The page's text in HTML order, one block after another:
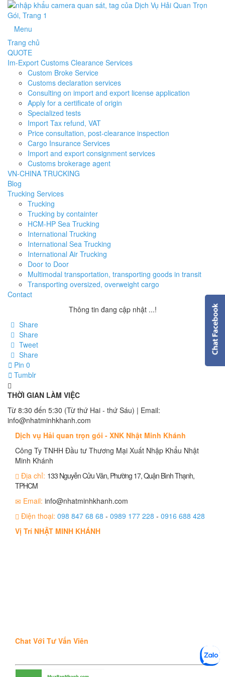
Menu
Trang chủ
QUOTE
Im-Export Customs Clearance Services
Custom Broke Service
Customs declaration services
Consulting on import and export license application
Apply for a certificate of origin
Specialized tests
Import Tax refund, VAT
Price consultation, post-clearance inspection
Cargo Insurance Services
Import and export consignment services
Customs brokerage agent
VN-CHINA TRUCKING
Blog
Trucking Services
Trucking
Trucking by containter
HCM-HP Sea Trucking
International Trucking
International Sea Trucking
International Air Trucking
Door to Door
Multimodal transportation, transporting goods in transit
Transporting oversized, overweight cargo
Contact
Thông tin đang cập nhật ...!
Share
Share
Tweet
Share
Pin 0
Tumblr
THỜI GIAN LÀM VIỆC
Từ 8:30 đến 5:30 (Từ thứ Hai - thứ Sáu) | Email:
info@nhatminhkhanh.com
Dịch vụ Hải quan trọn gói - XNK Nhật Minh Khánh
Công Ty TNHH Đầu tư Thương Mại Xuất Nhập Khẩu Nhật
Minh Khánh
Địa chỉ: 133 Nguyễn Cửu Vân, Phường 17, Quận Bình Thạnh,
TPHCM
Email: info@nhatminhkhanh.com
Điện thoại: 098 847 68 68 - 0989 177 228 - 0916 688 428
Vị Trí NHẬT MINH KHÁNH
Chat Với Tư Vấn Viên